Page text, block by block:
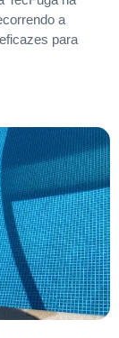
a
para